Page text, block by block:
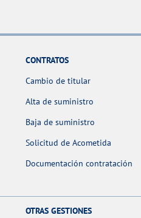
CONTRATOS
Cambio de titular
Alta de suministro
Baja de suministro
Solicitud de Acometida
Documentación contratación
OTRAS GESTIONES